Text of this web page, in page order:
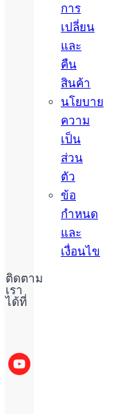
การ
เปลี่ยน
และ
คืน
สินค้า
นโยบาย
ความ
เป็น
ส่วน
ตัว
ข้อ
กำหนด
และ
เงื่อนไข
ติดตาม
เรา
ได้ที่